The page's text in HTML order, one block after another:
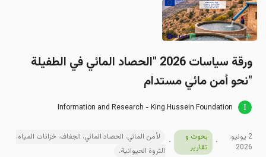
ورقة سياسات 2026 "الحصاد المائي في الطفيلة
"نحو أمن مائي مستدام
Information and Research - King Hussein Foundation
2 يونيو،
2026
بحوث و
تقارير
لأمن المائي، الحصاد المائي، الجفاف، خزانات المياه،
الثروة الحيوانية.